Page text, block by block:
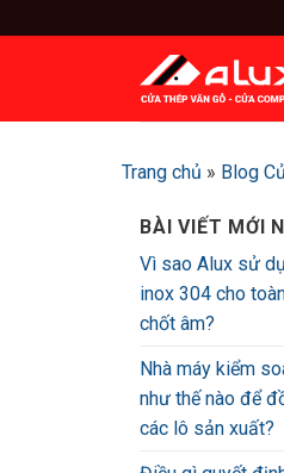
qua
Trang chủ » Blog
BÀI VIẾT MỚI
Vì sao Alux sử
inox 304 cho
chốt âm?
Nhà máy kiểm
như thế nào để
các lô sản xuất?